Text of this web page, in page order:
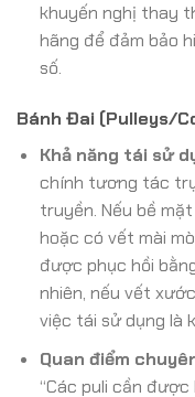
khuyến nghị thay
hãng để đảm bảo
số.
Bánh Đai (Pulleys/
Khả năng tái sử
chính tương tác
truyền. Nếu bề
hoặc có vết mài
được phục hồi
nhiên, nếu vết
việc tái sử dụng là
Quan điểm
“Các puli cần